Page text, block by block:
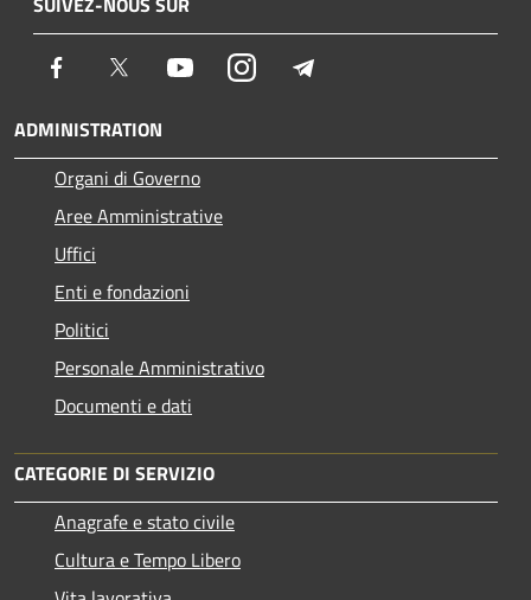
Facebook Twitter YoutubeInstagram
ADMINISTRATION
Organi di Governo
Aree Amministrative
Uffici
Enti e fondazioni
Politici
Personale Amministrativo
Documenti e dati
CATEGORIE DI SERVIZIO
Anagrafe e stato civile
Cultura e Tempo Libero